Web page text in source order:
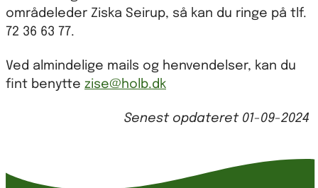
områdeleder Ziska Seirup, så kan du ringe på tlf.
72 36 63 77.
Ved almindelige mails og henvendelser, kan du
fint benytte zise@holb.dk
Senest opdateret 01-09-2024